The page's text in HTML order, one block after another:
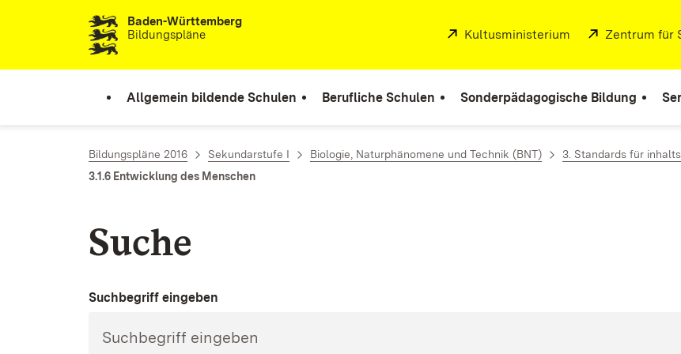
Zum Inhalt springenBaden-Württemberg
Bildungspläne
Extern:
Kultusministerium (Öffnet in neuem
Extern:
Zentrum für
Allgemein bildende Schulen Berufliche Schulen Sonderpädagogische Bildung
Bildungspläne 2016 Sekundarstufe I Biologie, Naturphänomene und Technik (BNT) 3. Standards für
3.1.6 Entwicklung des Menschen
Suche
Suchbegriff eingeben